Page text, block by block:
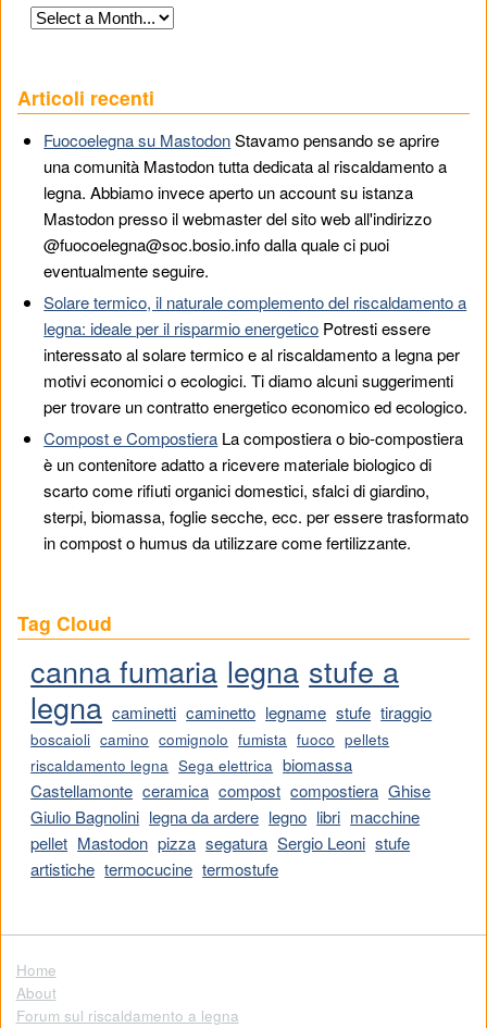
Articoli recenti
Fuocoelegna su MastodonStavamo pensando se aprire
una comunità Mastodon tutta dedicata al riscaldamento a
legna. Abbiamo invece aperto un account su istanza
Mastodon presso il webmaster del sito web all'indirizzo
@fuocoelegna@soc.bosio.info dalla quale ci puoi
eventualmente seguire.
Solare termico, il naturale complemento del riscaldamento a
legna: ideale per il risparmio energetico Potresti essere
interessato al solare termico e al riscaldamento a legna per
motivi economici o ecologici. Ti diamo alcuni suggerimenti
per trovare un contratto energetico economico ed ecologico.
Compost e Compostiera La compostiera o bio-compostiera
è un contenitore adatto a ricevere materiale biologico di
scarto come rifiuti organici domestici, sfalci di giardino,
sterpi, biomassa, foglie secche, ecc. per essere trasformato
in compost o humus da utilizzare come fertilizzante.
Tag Cloud
canna fumaria legna stufe a
legna caminetti caminetto legname stufe tiraggio
boscaioli camino comignolo fumista fuoco pellets
riscaldamento legna Sega elettrica biomassa
Castellamonte ceramica compost compostiera Ghise
Giulio Bagnolini legna da ardere legno libri macchine
pellet Mastodon pizza segatura Sergio Leoni stufe
artistiche termocucine termostufe
Home
About
Forum sul riscaldamento a legna